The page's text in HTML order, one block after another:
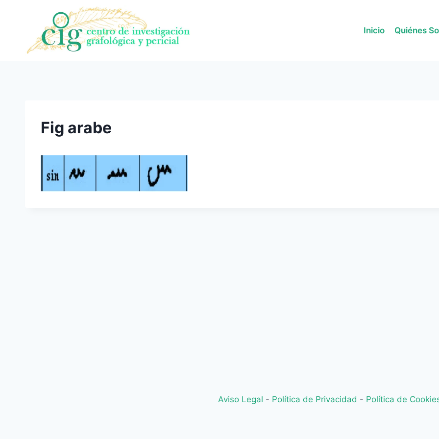
Inicio Quiénes
Fig arabe
Aviso Legal - Política de Privacidad - Política de